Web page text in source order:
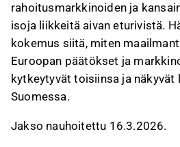
rahoitusmarkkinoiden ja
isoja liikkeitä aivan eturivistä.
kokemus siitä, miten
Euroopan päätökset ja
kytkeytyvät toisiinsa ja näkyvät
Suomessa.
Jakso nauhoitettu 16.3.2026.